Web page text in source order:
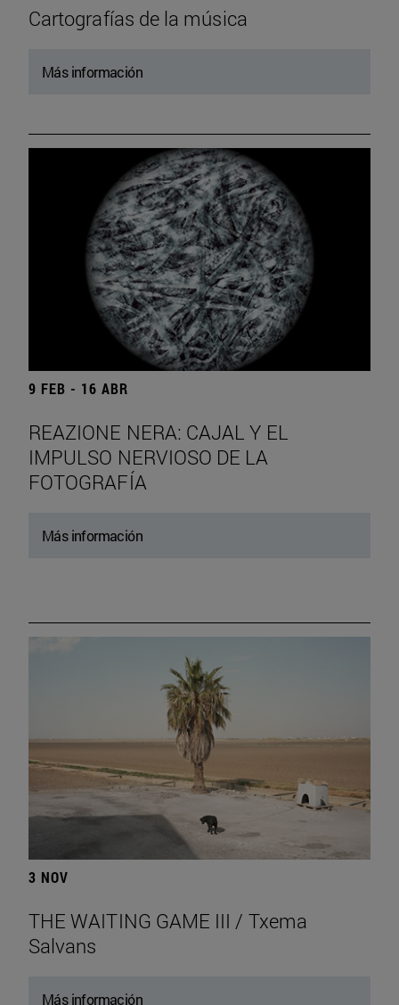
Cartografías de la música
Más información
9 FEB - 16 ABR
REAZIONE NERA: CAJAL Y EL
IMPULSO NERVIOSO DE LA
FOTOGRAFÍA
Más información
3 NOV
THE WAITING GAME III / Txema
Salvans
Más información